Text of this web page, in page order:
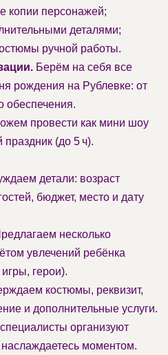
копии персонажей;
деталями;
ручной работы.
Берём на себя все
рождения на Рублевке: от
обеспечения.
провести как мини шоу
(до 5 ч).
детали: возраст
бюджет, место и дату
несколько
увлечений ребёнка
герои).
костюмы, реквизит,
и дополнительные услуги.
организуют
моментом.